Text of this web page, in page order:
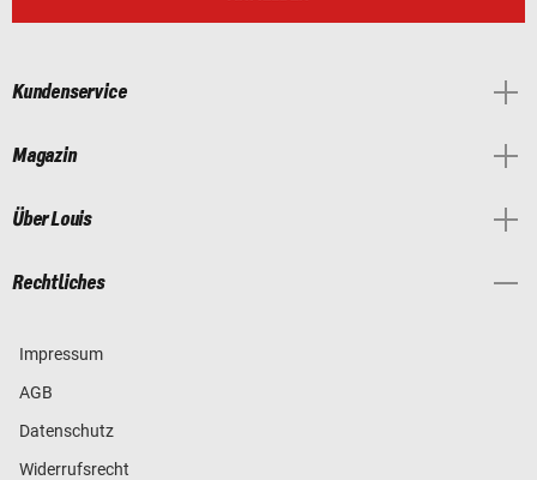
Kundenservice
Magazin
Über Louis
Rechtliches
Impressum
AGB
Datenschutz
Widerrufsrecht